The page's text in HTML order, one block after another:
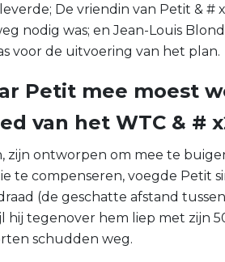
De vriendin van Petit & #
nodig was; en Jean-Louis
voor de uitvoering van het plan.
Petit mee moest
van het WTC & #
zijn ontworpen om mee te
te compenseren, voegde Petit
(de geschatte afstand
hij tegenover hem liep met zijn
schudden weg.